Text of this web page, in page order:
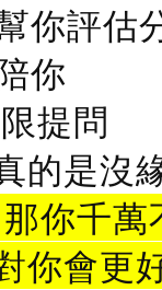
你評估
你
提問
的是沒
你千
你會更